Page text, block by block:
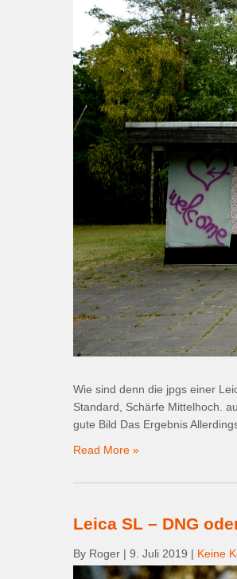
Wie sind denn die jpgs einer
Standard, Schärfe Mittelhoch.
gute Bild Das Ergebnis
Read More »
Leica SL – DNG
By Roger | 9. Juli 2019 | Keine